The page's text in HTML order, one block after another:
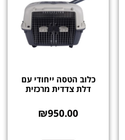
כלוב הטסה ייחודי עם
דלת צדדית מרכזית
₪950.00